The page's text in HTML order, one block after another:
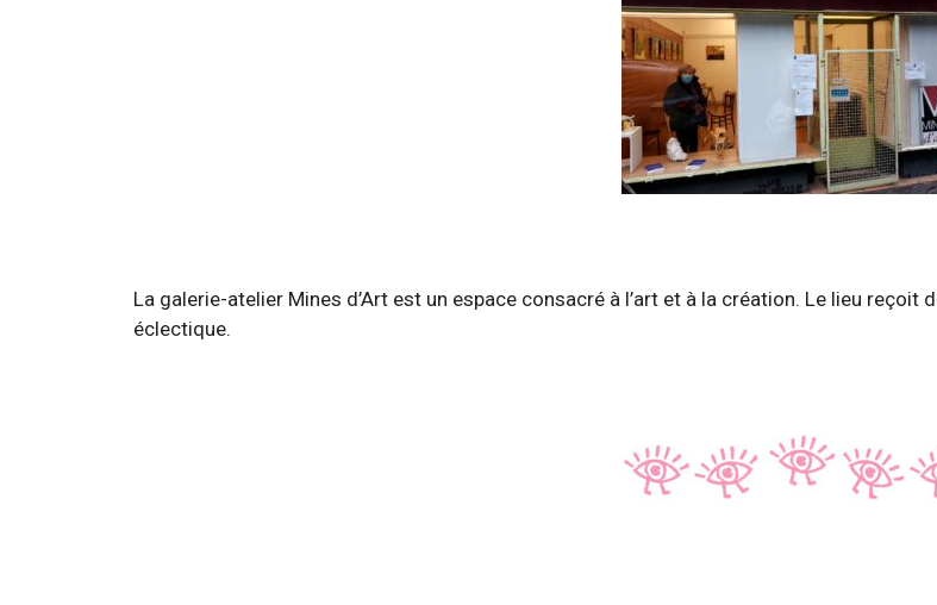
La galerie-atelier Mines d’Art est un espace consacré à l’art et à la création. Le lieu
éclectique.